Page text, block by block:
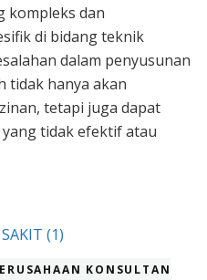
Air
kompleks dan
di bidang teknik
dalam penyusunan
tidak hanya akan
tetapi juga dapat
tidak efektif atau
KONSULTAN